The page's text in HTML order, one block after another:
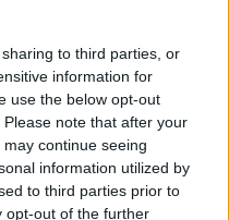
to third parties, or
information for
use the below opt-out
note that after your
continue seeing
information utilized by
to third parties prior to
opt-out of the further
com uma gola
bolsos laterais
canelados em azul-
refletindo na
marinho e vermelho